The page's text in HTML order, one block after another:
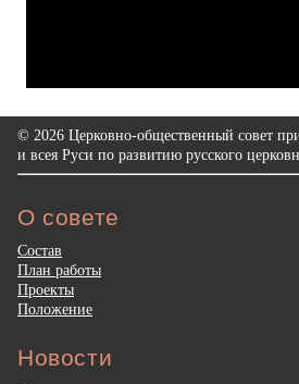
© 2026 Церковно-общественный совет
и всея Руси по развитию русского
О совете
Состав
План работы
Проекты
Положение
Новости